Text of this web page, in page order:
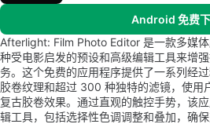
Android 免费
Afterlight: Film Photo Editor 是一款多媒
种受电影启发的预设和高级编辑工具来增
务。这个免费的应用程序提供了一系列经
胶卷纹理和超过 300 种独特的滤镜，使用
复古胶卷效果。通过直观的触控手势，该
辑工具，包括选择性色调调整和叠加，确